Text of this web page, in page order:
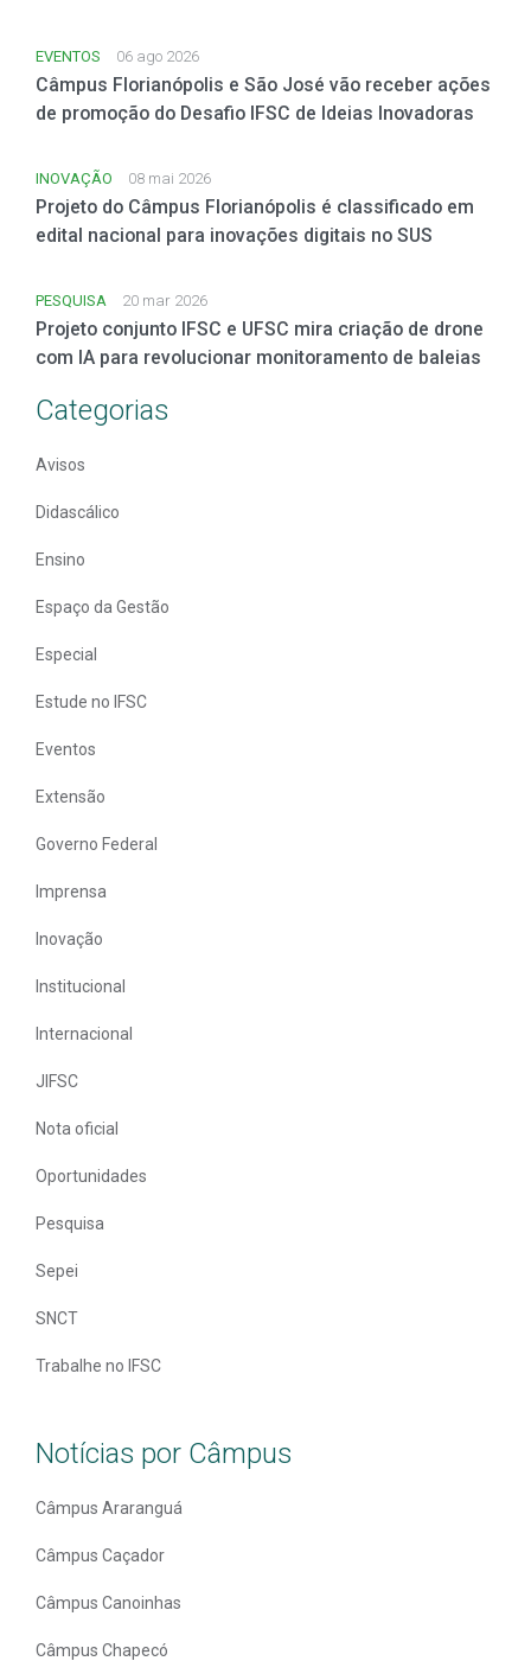
EVENTOS 06 ago 2026
Câmpus Florianópolis e São José vão receber ações
de promoção do Desafio IFSC de Ideias Inovadoras
INOVAÇÃO 08 mai 2026
Projeto do Câmpus Florianópolis é classificado em
edital nacional para inovações digitais no SUS
PESQUISA 20 mar 2026
Projeto conjunto IFSC e UFSC mira criação de drone
com IA para revolucionar monitoramento de baleias
Categorias
Avisos
Didascálico
Ensino
Espaço da Gestão
Especial
Estude no IFSC
Eventos
Extensão
Governo Federal
Imprensa
Inovação
Institucional
Internacional
JIFSC
Nota oficial
Oportunidades
Pesquisa
Sepei
SNCT
Trabalhe no IFSC
Notícias por Câmpus
Câmpus Araranguá
Câmpus Caçador
Câmpus Canoinhas
Câmpus Chapecó